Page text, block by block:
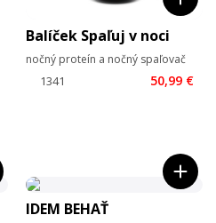
Balíček Spaľuj v noci
nočný proteín a nočný spaľovač
50,99 €
IDEM BEHAŤ